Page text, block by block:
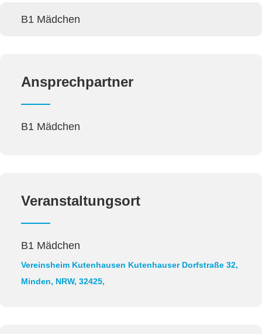
B1 Mädchen
Ansprechpartner
B1 Mädchen
Veranstaltungsort
B1 Mädchen
Vereinsheim Kutenhausen Kutenhauser Dorfstraße 32,
Minden, NRW, 32425,